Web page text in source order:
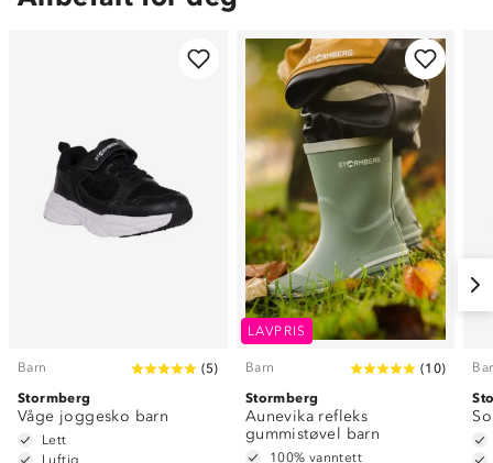
Barn (5)
Stormberg
Våge joggesko barn
Lett
Luftig
LAVPRIS
Barn (10)
Stormberg
Aunevika refleks
gummistøvel barn
100% vanntett